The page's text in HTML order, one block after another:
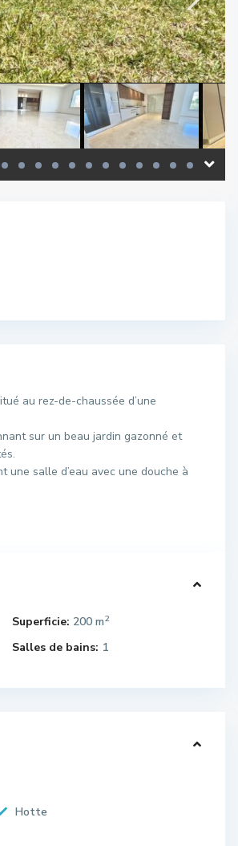
au rez-de-chaussée d’une
sur un beau jardin gazonné et
salle d’eau avec une douche à
Superficie: 200 m2
Salles de bains: 1
Hotte